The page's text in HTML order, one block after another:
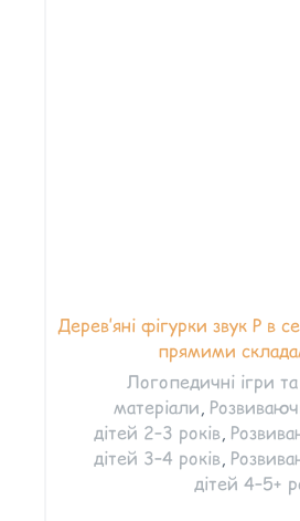
Дерев’яні фігурки звук Р в
прямими
Логопедичні ігри
матеріали,
дітей 2–3 років,
дітей 3–4 років,
дітей 4–5+